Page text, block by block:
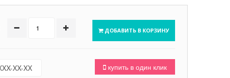
ДОБАВИТЬ В КОРЗИНУ
купить в один клик